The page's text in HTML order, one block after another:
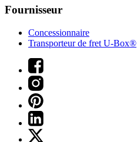
Fournisseur
Concessionnaire
Transporteur de fret U-Box®